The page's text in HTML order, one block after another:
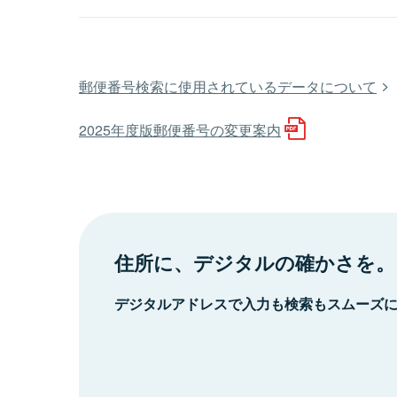
郵便番号検索に使用されているデータについて
2025年度版郵便番号の変更案内
住所に、デジタルの確かさを。
デジタルアドレスで入力も検索もスムーズ